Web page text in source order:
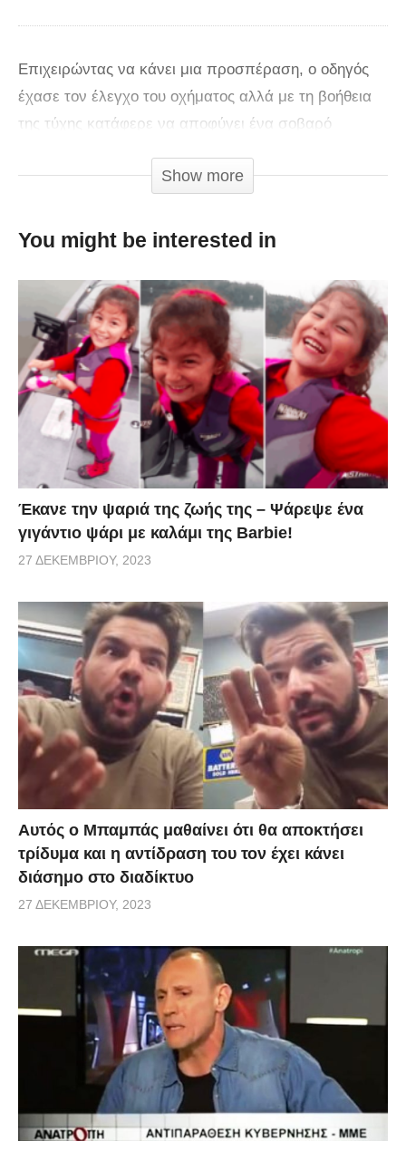
Επιχειρώντας να κάνει μια προσπέραση, ο οδηγός
έχασε τον έλεγχο του οχήματος αλλά με τη βοήθεια
της τύχης κατάφερε να αποφύγει ένα σοβαρό
Show more
You might be interested in
Έκανε την ψαριά της ζωής της – Ψάρεψε ένα
γιγάντιο ψάρι με καλάμι της Barbie!
27 ΔΕΚΕΜΒΡΊΟΥ, 2023
Αυτός ο Μπαμπάς μαθαίνει ότι θα αποκτήσει
τρίδυμα και η αντίδραση του τον έχει κάνει
διάσημο στο διαδίκτυο
27 ΔΕΚΕΜΒΡΊΟΥ, 2023